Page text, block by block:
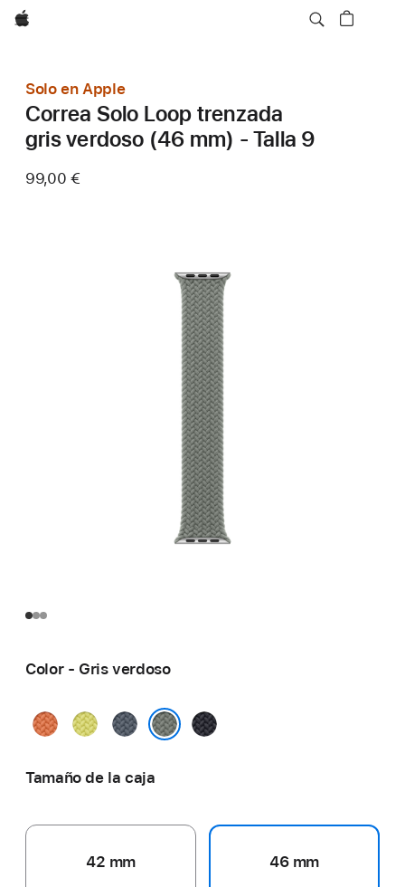
Apple
Solo en Apple
Correa Solo Loop trenzada
gris verdoso (46 mm) - Talla 9
99,00 €
Color - Gris verdoso
CúrcumaAmarilloAzul
náutico
Medianoche
Tamaño de la caja
42 mm 46 mm